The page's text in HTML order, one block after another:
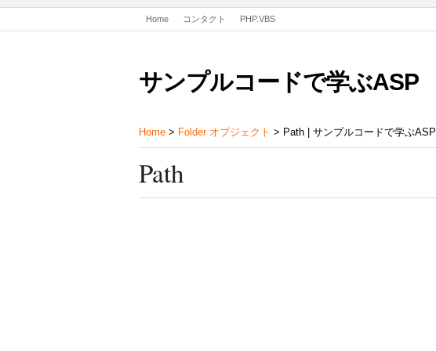
Home コンタクト PHP.VBS
サンプルコードで学ぶASP
Home > Folder オブジェクト > Path | サンプルコードで学ぶASP
Path